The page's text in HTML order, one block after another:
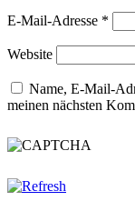
E-Mail-Adresse *
Website
Name, E-Mail-
meinen nächsten